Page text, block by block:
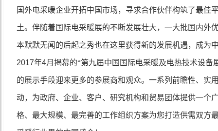
国外电采暖企业开拓中国市场，寻求合作伙伴构筑了最佳
土。伴随着国际电采暖展的不断发展壮大，一大批国内外
本默默无闻的后起之秀也在这里获得新的发展机遇，成为
2017年4月揭幕的“第九届中国国际电采暖及电热技术设
的展示手段迎来更多的参展商和观众。一系列前瞻性、实
动，为政府、企业、客户、研究机构和贸易团体提供一个
格、最大规模、最完善的工作组织方案为您打造供需双方